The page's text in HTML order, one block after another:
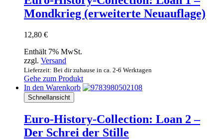
Mondkrieg (erweiterte Neuauflage)
12,80 €
Enthält 7% MwSt.
zzgl. Versand
Lieferzeit: Bei dir zuhause in ca. 2-6 Werktagen
Gehe zum Produkt
In den Warenkorb
Schnellansicht
Euro-History-Collection: Loan 2 –
Der Schrei der Stille